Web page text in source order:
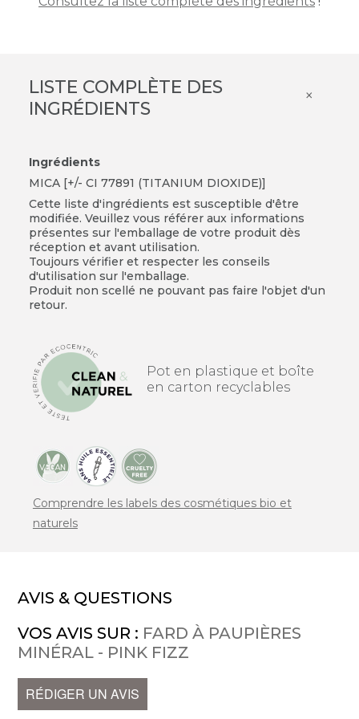
LISTE COMPLÈTE DES
INGRÉDIENTS
×
Ingrédients
MICA [+/- CI 77891 (TITANIUM DIOXIDE)]
Cette liste d'ingrédients est susceptible d'être
modifiée. Veuillez vous référer aux informations
présentes sur l'emballage de votre produit dès
réception et avant utilisation.
Toujours vérifier et respecter les conseils
d'utilisation sur l'emballage.
Produit non scellé ne pouvant pas faire l'objet d'un
retour.
Pot en plastique et boîte
en carton recyclables
Comprendre les labels des cosmétiques bio et
naturels
AVIS & QUESTIONS
VOS AVIS SUR : FARD À PAUPIÈRES
MINÉRAL - PINK FIZZ
RÉDIGER UN AVIS